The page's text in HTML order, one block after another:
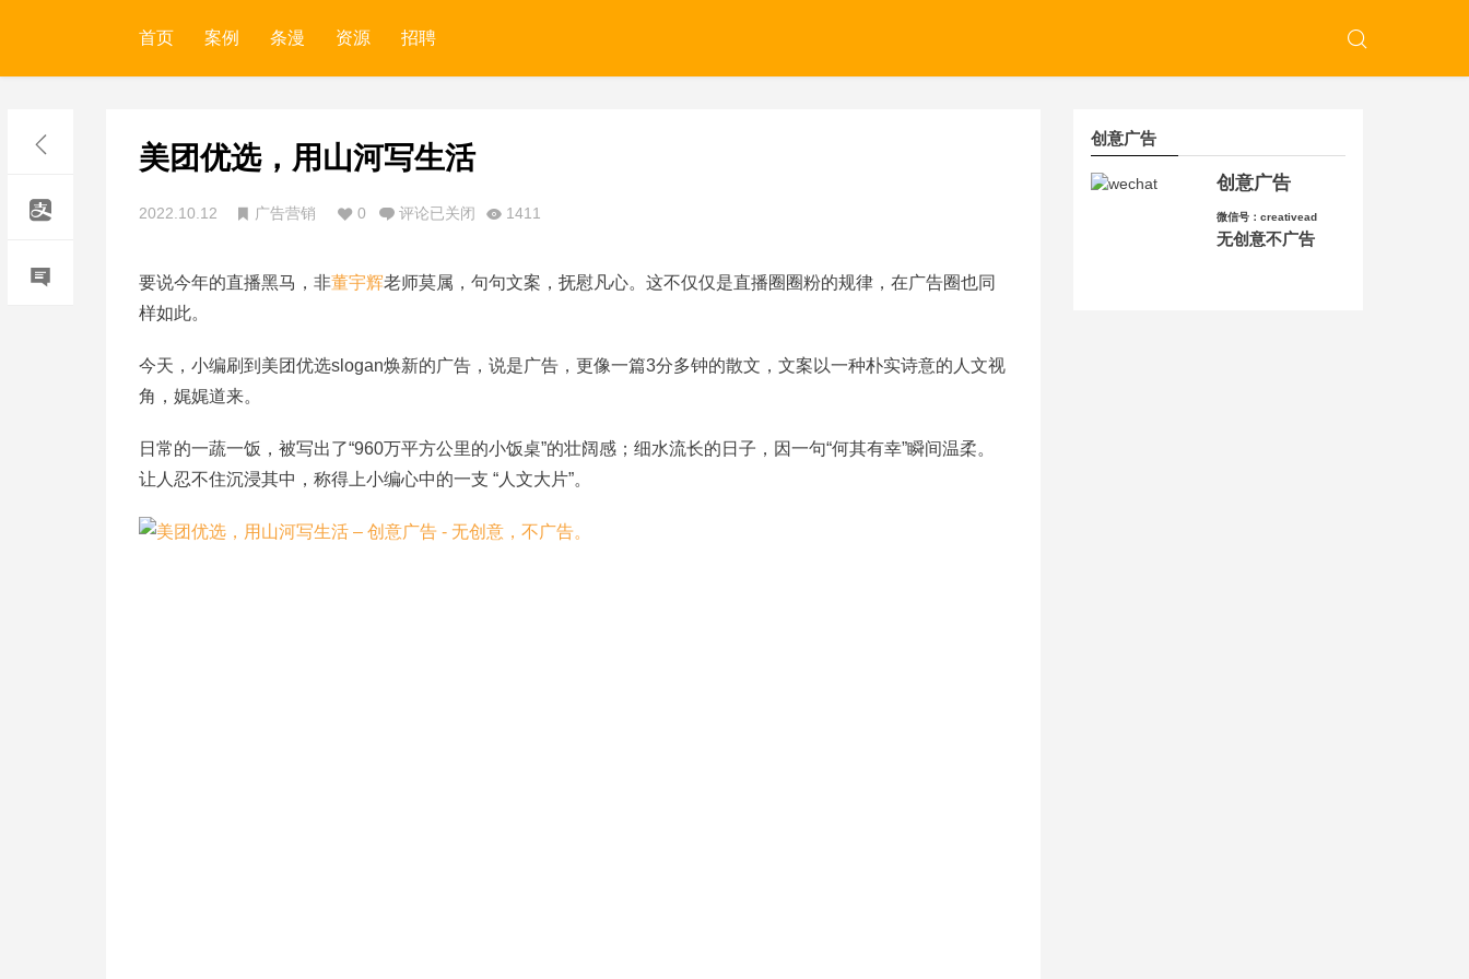
首页 案例 条漫 资源 招聘
美团优选，用山河写生活
2022.10.12 广告营销 0 评论已关闭 1411
要说今年的直播黑马，非董宇辉老师莫属，句句文案，抚慰凡心。这不仅仅是直播圈圈粉的规律，在广告圈也同
样如此。
今天，小编刷到美团优选slogan焕新的广告，说是广告，更像一篇3分多钟的散文，文案以一种朴实诗意的人文视
角，娓娓道来。
日常的一蔬一饭，被写出了“960万平方公里的小饭桌”的壮阔感；细水流长的日子，因一句“何其有幸”瞬间温柔。
让人忍不住沉浸其中，称得上小编心中的一支 “人文大片”。
创意广告
创意广告
微信号：creativead
无创意不广告